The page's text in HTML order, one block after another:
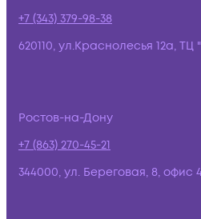
+7 (343) 379-98-38
620110, ул.Краснолесья 12а,
Ростов-на-Дону
+7 (863) 270-45-21
344000, ул. Береговая, 8, офис